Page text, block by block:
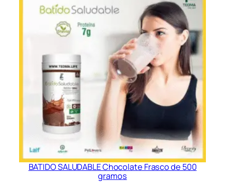
BATIDO SALUDABLE Chocolate Frasco de 500
gramos